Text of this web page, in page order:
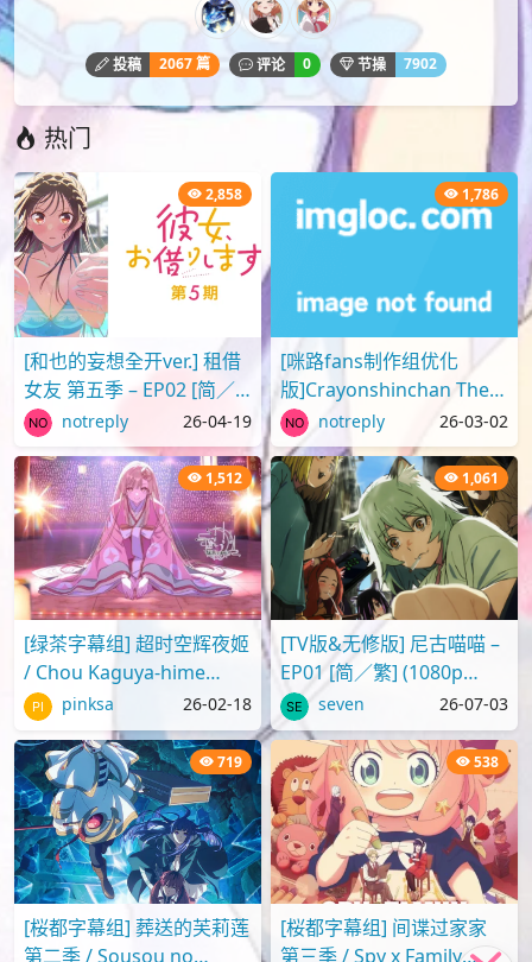
投稿 2067 篇 评论 0 节操 7902
热门
2,858
[和也的妄想全开ver.] 租借
女友 第五季 – EP02 [简／
繁] (1080p H.264 AAC
SRTx2) {出租女友 | 彼..
notreply 26-04-19
1,786
[咪路fans制作组优化
版]Crayonshinchan The
Movie 2025 蜡笔小新剧场
版2025 超华丽！灼热的春
日部舞者们[..
notreply 26-03-02
1,512
[绿茶字幕组] 超时空辉夜姬
/ Chou Kaguya-hime
[Movie][WebRip][1080p]
[简繁日内封]
pinksa 26-02-18
1,061
[TV版&无修版] 尼古喵喵 –
EP01 [简／繁] (1080p
H.264 AAC SRTx2) {Yani
Neko | ヤニねこ | C..
seven 26-07-03
719
[桜都字幕组] 葬送的芙莉莲
第二季 / Sousou no
538
[桜都字幕组] 间谍过家家
第三季 / Spy x Family